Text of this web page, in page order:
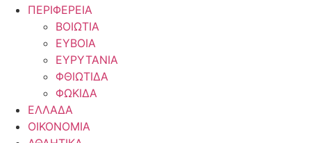
ΠΕΡΙΦΕΡΕΙΑ
ΒΟΙΩΤΙΑ
ΕΥΒΟΙΑ
ΕΥΡΥΤΑΝΙΑ
ΦΘΙΩΤΙΔΑ
ΦΩΚΙΔΑ
ΕΛΛΑΔΑ
ΟΙΚΟΝΟΜΙΑ